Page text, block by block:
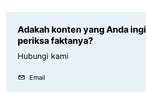
Adakah konten yang Anda
periksa faktanya?
Hubungi kami
Email